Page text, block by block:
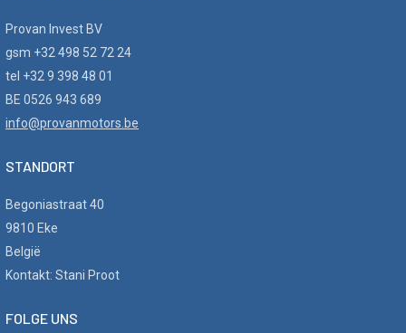
Provan Invest BV
gsm +32 498 52 72 24
tel +32 9 398 48 01
BE 0526 943 689
info@provanmotors.be
STANDORT
Begoniastraat 40
9810 Eke
België
Kontakt: Stani Proot
FOLGE UNS